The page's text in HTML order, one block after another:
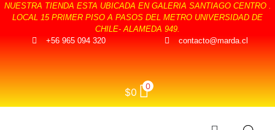
NUESTRA TIENDA ESTA UBICADA EN GALERIA SANTIAGO CENTRO .
LOCAL 15 PRIMER PISO A PASOS DEL METRO UNIVERSIDAD DE
CHILE- ALAMEDA 949.
+56 965 094 320
contacto@marda.cl
$0 0